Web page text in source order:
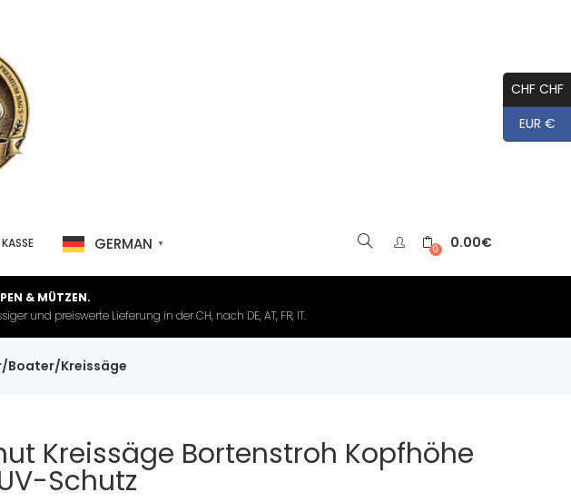
GERMAN ▼ 0 0.00€
& MÜTZEN.
und preiswerte Lieferung in der CH, nach DE, AT, FR, IT.
Boater/Kreissäge
Kreissäge Bortenstroh Kopfhöhe
Schutz
CHF CHF
EUR €